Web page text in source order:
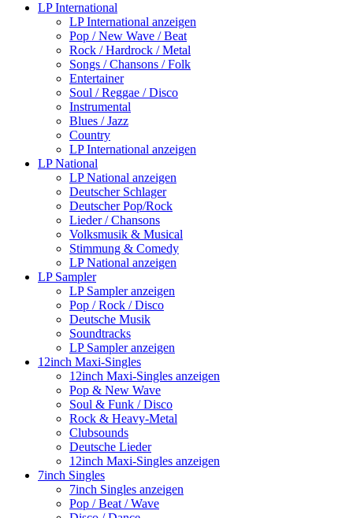
LP International
LP International anzeigen
Pop / New Wave / Beat
Rock / Hardrock / Metal
Songs / Chansons / Folk
Entertainer
Soul / Reggae / Disco
Instrumental
Blues / Jazz
Country
LP International anzeigen
LP National
LP National anzeigen
Deutscher Schlager
Deutscher Pop/Rock
Lieder / Chansons
Volksmusik & Musical
Stimmung & Comedy
LP National anzeigen
LP Sampler
LP Sampler anzeigen
Pop / Rock / Disco
Deutsche Musik
Soundtracks
LP Sampler anzeigen
12inch Maxi-Singles
12inch Maxi-Singles anzeigen
Pop & New Wave
Soul & Funk / Disco
Rock & Heavy-Metal
Clubsounds
Deutsche Lieder
12inch Maxi-Singles anzeigen
7inch Singles
7inch Singles anzeigen
Pop / Beat / Wave